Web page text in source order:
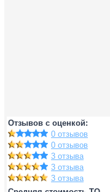
Отзывов с оценкой:
0 отзывов
0 отзывов
3 отзыва
3 отзыва
3 отзыва